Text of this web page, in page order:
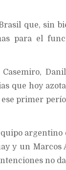
que, sin
para el
que hoy
primer
argentino
y un
no